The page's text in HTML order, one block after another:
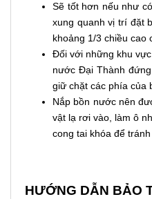
Sẽ tốt hơn nếu như
xung quanh vị trí đặt
khoảng 1/3 chiều cao
Đối với những khu
nước Đại Thành
giữ chặt các phía của
Nắp bồn nước nên
vật lạ rơi vào, làm ô
cong tai khóa để
HƯỚNG DẪN BẢO